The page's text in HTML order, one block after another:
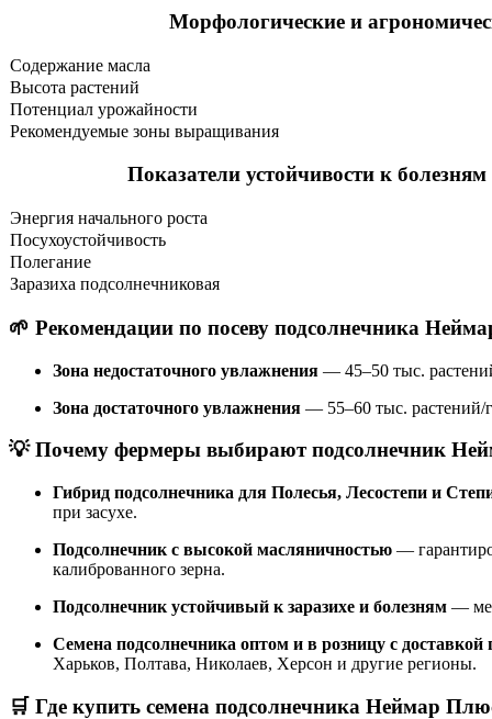
Морфологические и
Содержание масла
Высота растений
Потенциал урожайности
Рекомендуемые зоны выращивания
Показатели устойчивости к
Энергия начального роста
Посухоустойчивость
Полегание
Заразиха подсолнечниковая
🌱 Рекомендации по посеву подсолнечника
Зона недостаточного увлажнения — 45–50 тыс.
Зона достаточного увлажнения — 55–60 тыс. растений/
💡 Почему фермеры выбирают подсолнечник
Гибрид подсолнечника для Полесья, Лесостепи и
при засухе.
Подсолнечник с высокой масляничностью —
калиброванного зерна.
Подсолнечник устойчивый к заразихе и болезням —
Семена подсолнечника оптом и в розницу с доставкой
Харьков, Полтава, Николаев, Херсон и другие регионы.
🛒 Где купить семена подсолнечника Неймар